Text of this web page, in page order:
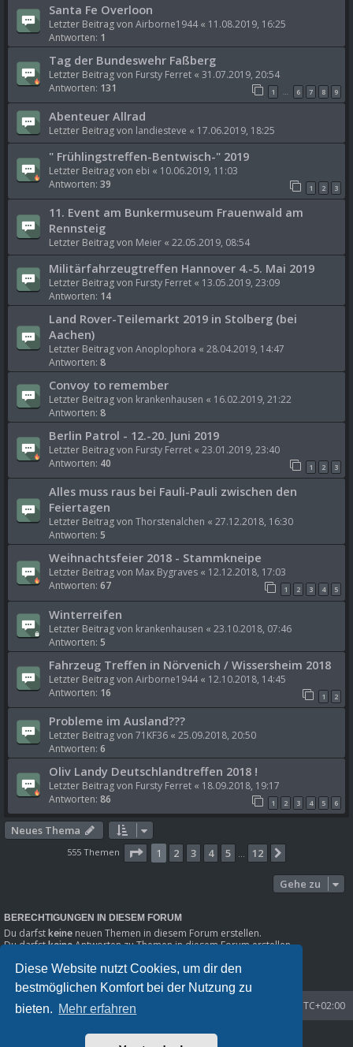
Diese Website nutzt Cookies, um dir den
bestmöglichen Komfort bei der Nutzung zu
bieten. Mehr erfahren
Santa Fe Overloon
Letzter Beitrag von Airborne1944 « 11.08.2019, 16:25
Antworten: 1
Tag der Bundeswehr Faßberg
Letzter Beitrag von Fursty Ferret « 31.07.2019, 20:54
Antworten: 131 1 … 6 7 8 9
Abenteuer Allrad
Letzter Beitrag von landiesteve « 17.06.2019, 18:25
" Frühlingstreffen-Bentwisch-" 2019
Letzter Beitrag von ebi « 10.06.2019, 11:03
Antworten: 39 1 2 3
11. Event am Bunkermuseum Frauenwald am
Rennsteig
Letzter Beitrag von Meier « 22.05.2019, 08:54
Militärfahrzeugtreffen Hannover 4.-5. Mai 2019
Letzter Beitrag von Fursty Ferret « 13.05.2019, 23:09
Antworten: 14
Land Rover-Teilemarkt 2019 in Stolberg (bei
Aachen)
Letzter Beitrag von Anoplophora « 28.04.2019, 14:47
Antworten: 8
Convoy to remember
Letzter Beitrag von krankenhausen « 16.02.2019, 21:22
Antworten: 8
Berlin Patrol - 12.-20. Juni 2019
Letzter Beitrag von Fursty Ferret « 23.01.2019, 23:40
Antworten: 40 1 2 3
Alles muss raus bei Fauli-Pauli zwischen den
Feiertagen
Letzter Beitrag von Thorstenalchen « 27.12.2018, 16:30
Antworten: 5
Weihnachtsfeier 2018 - Stammkneipe
Letzter Beitrag von Max Bygraves « 12.12.2018, 17:03
Antworten: 67 1 2 3 4 5
Winterreifen
Letzter Beitrag von krankenhausen « 23.10.2018, 07:46
Antworten: 5
Fahrzeug Treffen in Nörvenich / Wissersheim 2018
Letzter Beitrag von Airborne1944 « 12.10.2018, 14:45
Antworten: 16 1 2
Probleme im Ausland???
Letzter Beitrag von 71KF36 « 25.09.2018, 20:50
Antworten: 6
Oliv Landy Deutschlandtreffen 2018 !
Letzter Beitrag von Fursty Ferret « 18.09.2018, 19:17
Antworten: 86 1 2 3 4 5 6
Neues Thema
555 Themen Seite 1von 12
1 2 3 4 5 12
Gehe zu
BERECHTIGUNGEN IN DIESEM FORUM
Du darfstkeine neuen Themen in diesem Forum erstellen.
Du darfstkeineAntworten zu Themen in diesem Forum erstellen.
Du darfst deine Beiträge in diesem Forumnichtlöschen.
Du darfst
keine Dateianhänge in diesem Forum erstellen.
Startseite
Foren-Übersicht UTC+02:00
Powered byphpBB® Forum Software © phpBB Limited